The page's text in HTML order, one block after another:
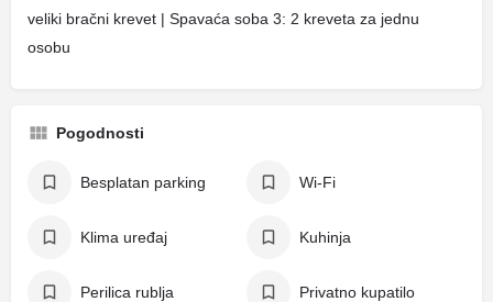
veliki bračni krevet | Spavaća soba 3: 2 kreveta za jednu
osobu
Pogodnosti
Besplatan parking Wi-Fi
Klima uređaj Kuhinja
Perilica rublja Privatno kupatilo